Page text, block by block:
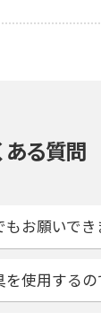
ある質問
お願いでき
使用するの